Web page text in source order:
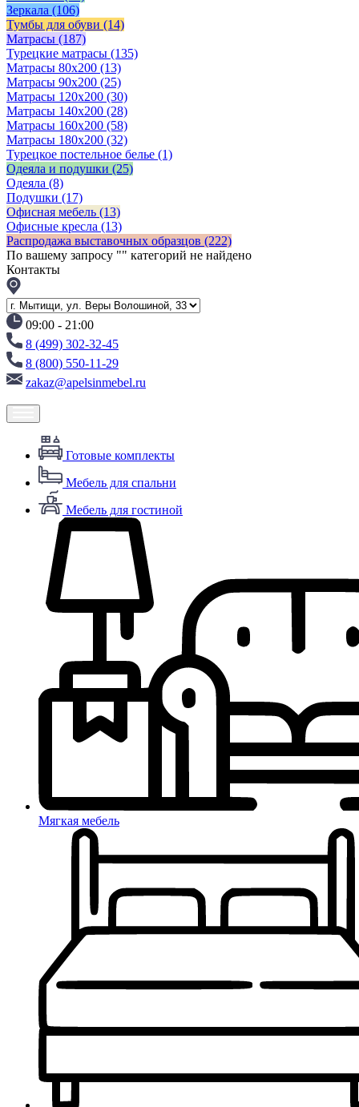
Зеркала (106)
Тумбы для обуви (14)
Матрасы (187)
Турецкие матрасы (135)
Матрасы 80x200 (13)
Матрасы 90х200 (25)
Матрасы 120х200 (30)
Матрасы 140х200 (28)
Матрасы 160х200 (58)
Матрасы 180х200 (32)
Турецкое постельное белье (1)
Одеяла и подушки (25)
Одеяла (8)
Подушки (17)
Офисная мебель (13)
Офисные кресла (13)
Распродажа выставочных образцов (222)
По вашему запросу "" категорий не найдено
Контакты
09:00 - 21:00
8 (499) 302-32-45
8 (800) 550-11-29
zakaz@apelsinmebel.ru
Готовые комплекты
Мебель для спальни
Мебель для гостиной
Мягкая мебель